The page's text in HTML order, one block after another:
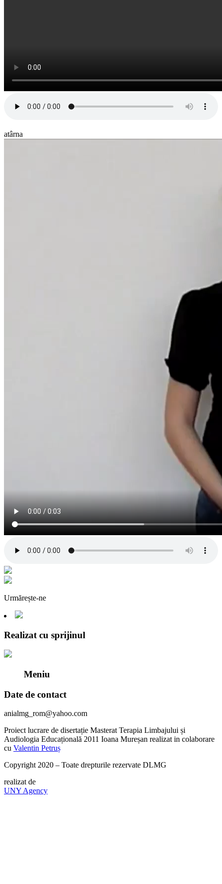
atârna
Urmărește-ne
Realizat cu sprijinul
Meniu
Date de contact
anialmg_rom@yahoo.com
Proiect lucrare de disertație Masterat Terapia Limbajului și
Audiologia Educațională 2011 Ioana Mureșan realizat in colaborare
cu Valentin Petruș
Copyright 2020 – Toate drepturile rezervate DLMG
realizat de
UNY Agency